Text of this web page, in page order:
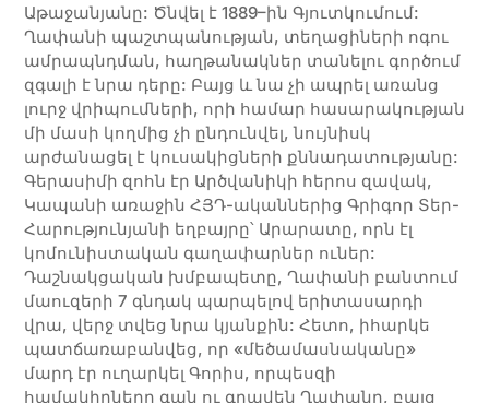
Աթաջանյանը: Ծնվել է 1889–ին Գյուտկումում:
Ղափանի պաշտպանության, տեղացիների ոգու
ամրապնդման, հաղթանակներ տանելու գործում
զգալի է նրա դերը: Բայց և նա չի ապրել առանց
լուրջ վրիպումների, որի համար հասարակության
մի մասի կողմից չի ընդունվել, նույնիսկ
արժանացել է կուսակիցների քննադատությանը:
Գերասիմի զոհն էր Արծվանիկի հերոս զավակ,
Կապանի առաջին ՀՅԴ-ականներից Գրիգոր Տեր-
Հարությունյանի եղբայրը՝ Արարատը, որն էլ
կոմունիստական գաղափարներ ուներ:
Դաշնակցական խմբապետը, Ղափանի բանտում
մաուզերի 7 գնդակ պարպելով երիտասարդի
վրա, վերջ տվեց նրա կյանքին: Հետո, իհարկե
պատճառաբանվեց, որ «մեծամասնականը»
մարդ էր ուղարկել Գորիս, որպեսզի
համակիրները գան ու գրավեն Ղափանը, բայց